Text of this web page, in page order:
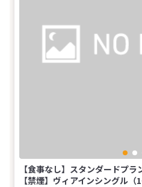
【食事なし】スタンダードプラ
【禁煙】ヴィアインシングル